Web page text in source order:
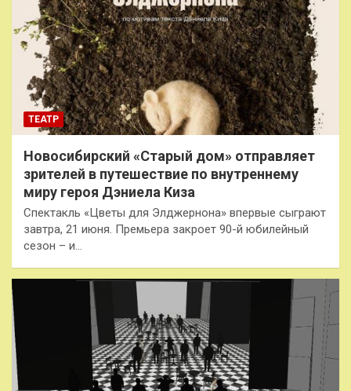
ТЕАТР
Новосибирский «Старый дом» отправляет
зрителей в путешествие по внутреннему
миру героя Дэниела Киза
Спектакль «Цветы для Элджернона» впервые сыграют
завтра, 21 июня. Премьера закроет 90-й юбилейный
сезон – и…